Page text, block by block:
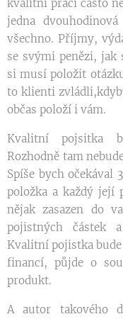
kvalitní práci často
jedna
všechno. Příjmy,
se svými penězi,
si musí položit
to klienti
občas položí i vám.
Kvalitní pojsitka
Rozhodně tam
Spíše bych
položka a každý její
nějak zasazen do
pojistných částek
Kvalitní pojistka
financí, půjde o
produkt.
A autor takového